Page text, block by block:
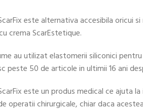
este alternativa accesibila
crema ScarEstetique.
au utilizat elastomerii siliconici
peste 50 de articole in ultimii 16 ani
este un produs medical ce
operatii chirurgicale, chiar daca